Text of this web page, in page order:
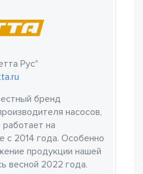
Рус"
бренд
насосов,
на
с 2014 года. Особенно
продукции нашей
весной 2022 года.